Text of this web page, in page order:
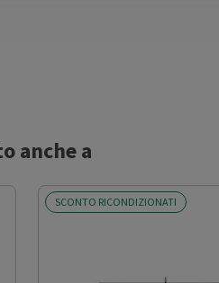
anche a
SCONTO RICONDIZIONATI